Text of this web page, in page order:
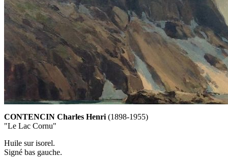
CONTENCIN Charles Henri (1898-1955)
"Le Lac Cornu"
Huile sur isorel.
Signé bas gauche.